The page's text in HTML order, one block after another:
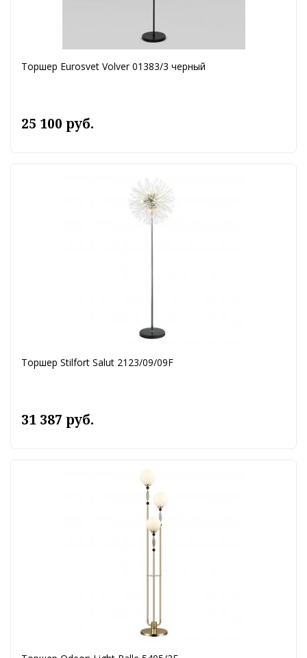
Торшер Eurosvet Volver 01383/3 черный
25 100 руб.
Торшер Stilfort Salut 2123/09/09F
31 387 руб.